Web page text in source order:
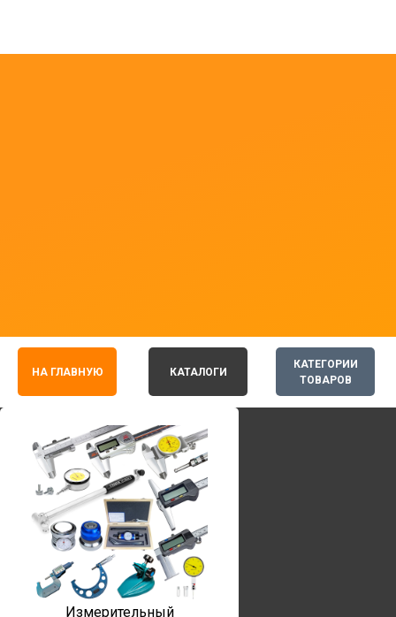
КАТЕГОРИИ
ТОВАРОВ
НА ГЛАВНУЮ КАТАЛОГИ
Измерительный